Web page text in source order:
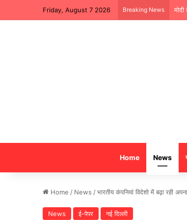
Friday, August 7 2026 Breaking News
Home News
Home / News /भारतीय कंपनियां विदेशो में बढ़ा रही
News ई-पेपर नई दिल्ली